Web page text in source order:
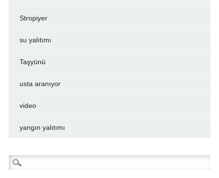
Stropiyer
su yalıtımı
Taşyünü
usta aranıyor
video
yangın yalıtımı
Arama: